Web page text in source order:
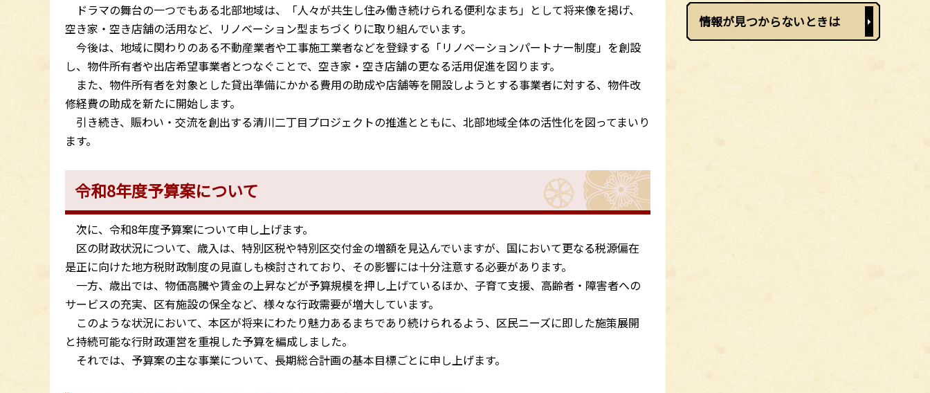
ドラマの舞台の一つでもある北部地域は、「人々が共生し住み働き続けられる便利なまち」として将来像を掲げ、
空き家・空き店舗の活用など、リノベーション型まちづくりに取り組んでいます。
今後は、地域に関わりのある不動産業者や工事施工業者などを登録する「リノベーションパートナー制度」を創設
し、物件所有者や出店希望事業者とつなぐことで、空き家・空き店舗の更なる活用促進を図ります。
また、物件所有者を対象とした貸出準備にかかる費用の助成や店舗等を開設しようとする事業者に対する、物件改
修経費の助成を新たに開始します。
引き続き、賑わい・交流を創出する清川二丁目プロジェクトの推進とともに、北部地域全体の活性化を図ってまいり
ます。
令和8年度予算案について
次に、令和8年度予算案について申し上げます。
区の財政状況について、歳入は、特別区税や特別区交付金の増額を見込んでいますが、国において更なる税源偏在
是正に向けた地方税財政制度の見直しも検討されており、その影響には十分注意する必要があります。
一方、歳出では、物価高騰や賃金の上昇などが予算規模を押し上げているほか、子育て支援、高齢者・障害者への
サービスの充実、区有施設の保全など、様々な行政需要が増大しています。
このような状況において、本区が将来にわたり魅力あるまちであり続けられるよう、区民ニーズに即した施策展開
と持続可能な行財政運営を重視した予算を編成しました。
それでは、予算案の主な事業について、長期総合計画の基本目標ごとに申し上げます。
情報が見つからないときは